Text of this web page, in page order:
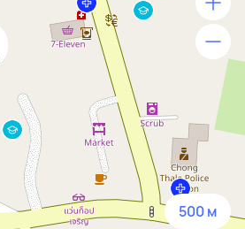
500 м
500 м
1500 м
3 км
5 км